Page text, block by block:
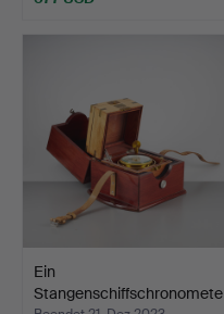
Ein
Stangenschiffschronomete